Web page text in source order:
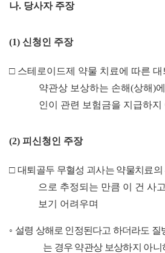
나. 당사자 주장
(1) 신청인 주장
□ 스테로이드제 약물 치료에 따른
약관상 보상하는 손해(상해)
인이 관련 보험금을 지급하
(2) 피신청인 주장
□ 대퇴골두 무혈성 괴사는 약물치료
으로 추정되는 만큼 이 건 사
보기 어려우며
◦ 설령 상해로 인정된다고 하더라도 질
는 경우 약관상 보상하지 아니